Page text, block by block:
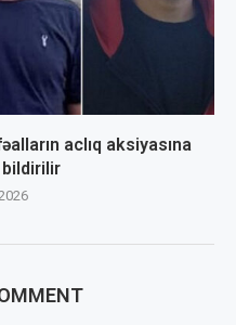
aclıq aksiyasına
bildirilir